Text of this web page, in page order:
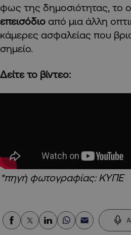
φως της δημοσιότητας, το
επεισόδιο από μια άλλη
κάμερες ασφαλείας που
σημείο.
Δείτε το βίντεο:
*πηγή φωτογραφίας: ΚΥΠΕ